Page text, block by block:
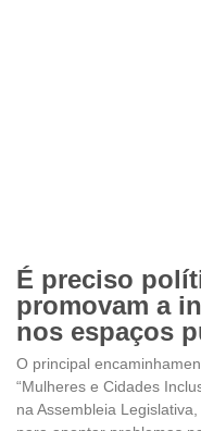
É preciso
promovam a
nos espaços
O principal
“Mulheres e Cidades
na Assembleia